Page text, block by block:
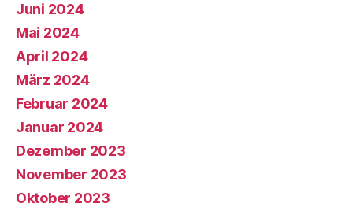
Juni 2024
Mai 2024
April 2024
März 2024
Februar 2024
Januar 2024
Dezember 2023
November 2023
Oktober 2023